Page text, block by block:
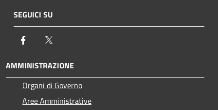
SEGUICI SU
Facebook
AMMINISTRAZIONE
Organi di Governo
Aree Amministrative